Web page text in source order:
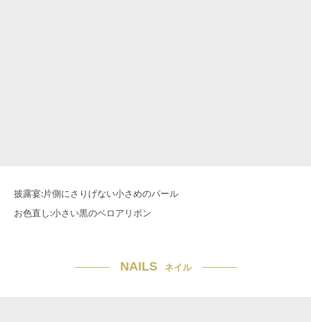
披露宴:片側にさりげない小さめのパール
お色直し:小さい黒のベロアリボン
NAILS ネイル